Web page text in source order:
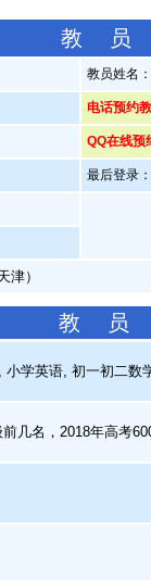
教
教员姓名
电话预约
QQ在线预
最后登录
津）
教 员
学英语, 初一初二数
几名，2018年高考